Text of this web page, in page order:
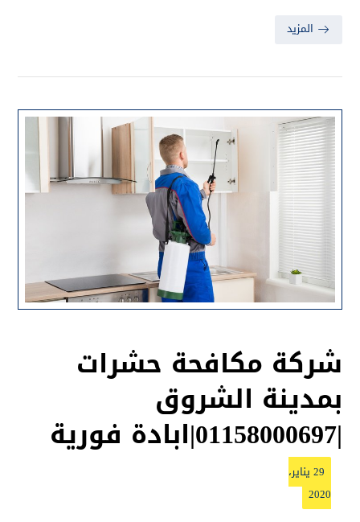
المزيد
شركة مكافحة حشرات
بمدينة الشروق
|01158000697|ابادة فورية
29 يناير،
2020